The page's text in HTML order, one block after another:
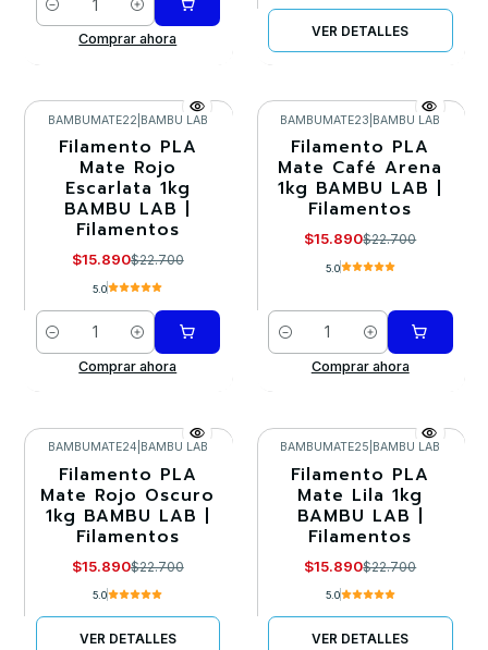
Cantidad
Comprar ahora
VER DETALLES
-30%
BAMBUMATE22 BAMBU LAB
Filamento PLA
Mate Rojo
Escarlata 1kg
BAMBU LAB |
Filamentos
$15.890$22.700
5.0
Cantidad
Comprar ahora
-30%
BAMBUMATE23 BAMBU LAB
Filamento PLA
Mate Café Arena
1kg BAMBU LAB |
Filamentos
$15.890$22.700
5.0
Cantidad
Comprar ahora
-30%
Agotado
BAMBUMATE24 BAMBU LAB
Filamento PLA
Mate Rojo Oscuro
1kg BAMBU LAB |
Filamentos
$15.890$22.700
5.0
VER DETALLES
-30%
Agotado
BAMBUMATE25 BAMBU LAB
Filamento PLA
Mate Lila 1kg
BAMBU LAB |
Filamentos
$15.890$22.700
5.0
VER DETALLES